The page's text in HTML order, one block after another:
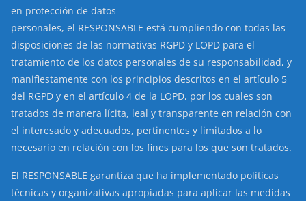
en protección de datos
personales, el RESPONSABLE está cumpliendo con todas las
disposiciones de las normativas RGPD y LOPD para el
tratamiento de los datos personales de su responsabilidad, y
manifiestamente con los principios descritos en el artículo 5
del RGPD y en el artículo 4 de la LOPD, por los cuales son
tratados de manera lícita, leal y transparente en relación con
el interesado y adecuados, pertinentes y limitados a lo
necesario en relación con los fines para los que son tratados.
El RESPONSABLE garantiza que ha implementado políticas
técnicas y organizativas apropiadas para aplicar las medidas